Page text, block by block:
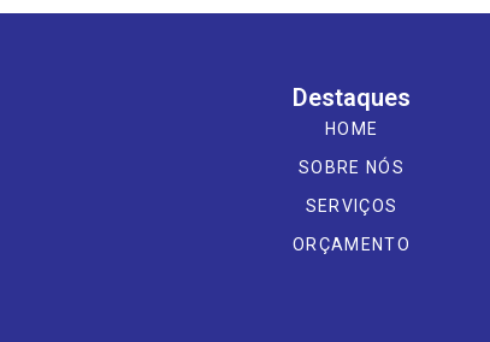
Destaques
HOME
SOBRE NÓS
SERVIÇOS
ORÇAMENTO